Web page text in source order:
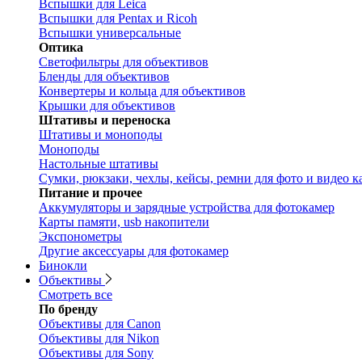
Вспышки для Leica
Вспышки для Pentax и Ricoh
Вспышки универсальные
Оптика
Светофильтры для объективов
Бленды для объективов
Конвертеры и кольца для объективов
Крышки для объективов
Штативы и переноска
Штативы и моноподы
Моноподы
Настольные штативы
Сумки, рюкзаки, чехлы, кейсы, ремни для фото и видео
Питание и прочее
Аккумуляторы и зарядные устройства для фотокамер
Карты памяти, usb накопители
Экспонометры
Другие аксессуары для фотокамер
Бинокли
Объективы
Смотреть все
По бренду
Объективы для Canon
Объективы для Nikon
Объективы для Sony